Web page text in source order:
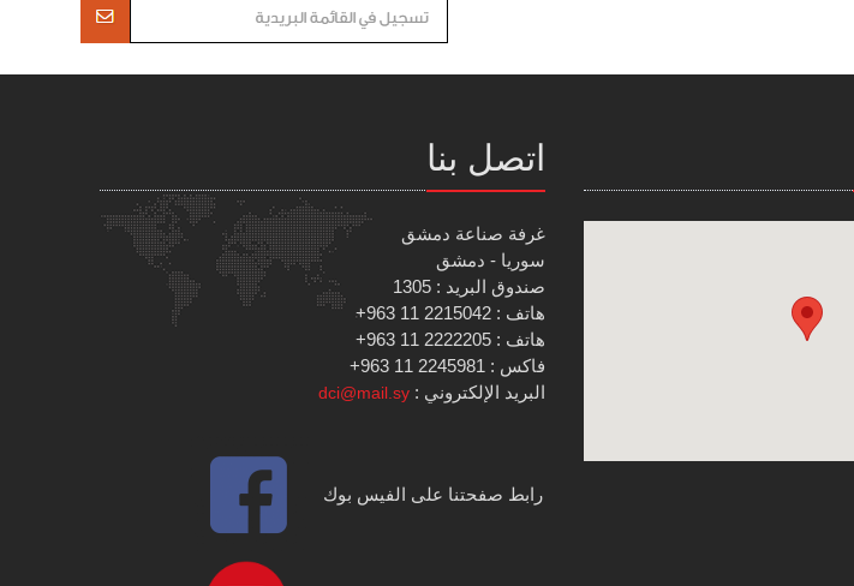
اتصل بنا
غرفة صناعة دمشق
سوريا - دمشق
صندوق البريد : 1305
هاتف : 2215042 11 963+
هاتف : 2222205 11 963+
فاكس : 2245981 11 963+
البريد الإلكتروني : dci@mail.sy
رابط صفحتنا على الفيس بوك